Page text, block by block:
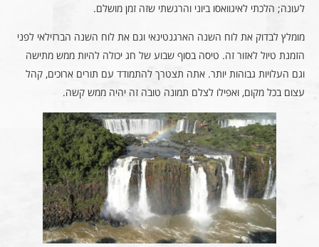
לעונה; הלכתי לאיגוואסו ביוני והרגשתי שזה זמן מושלם.
מומלץ לבדוק את לוח השנה הארגנטינאי וגם את לוח השנה הברזילאי לפני
הזמנת טיול לאזור זה. טיסה בסוף שבוע של חג יכולה להיות ממש מתישה
וגם העלויות גבוהות יותר. אתה תצטרך להתמודד עם תורים ארוכים, קהל
עצום בכל מקום, ואפילו לצלם תמונה טובה זה יהיה ממש קשה.